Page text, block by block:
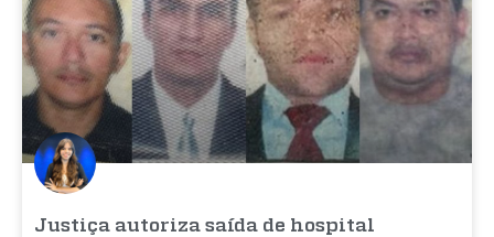
Justiça autoriza saída de hospital